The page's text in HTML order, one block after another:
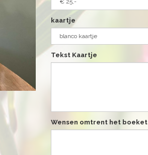
kaartje
Tekst Kaartje
Wensen omtrent het boeket